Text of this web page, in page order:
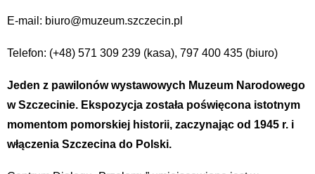
E-mail: biuro@muzeum.szczecin.pl
Telefon: (+48) 571 309 239 (kasa), 797 400 435 (biuro)
Jeden z pawilonów wystawowych Muzeum Narodowego
w Szczecinie. Ekspozycja została poświęcona istotnym
momentom pomorskiej historii, zaczynając od 1945 r. i
włączenia Szczecina do Polski.